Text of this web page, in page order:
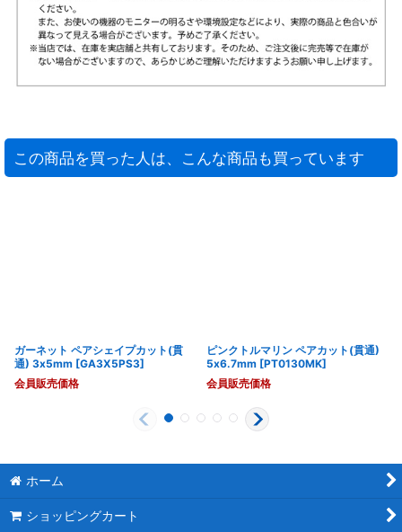
この商品を買った人は、こんな商品も買っています
ガーネット ペアシェイプカット(貫
通) 3x5mm [GA3X5PS3]
会員販売価格
ピンクトルマリン ペアカット(貫通)
5x6.7mm [PT0130MK]
会員販売価格
ホーム
ショッピングカート